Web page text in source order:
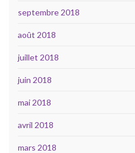
septembre 2018
août 2018
juillet 2018
juin 2018
mai 2018
avril 2018
mars 2018